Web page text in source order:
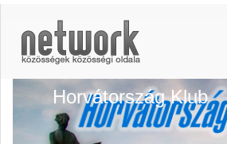
Horvátország Klub